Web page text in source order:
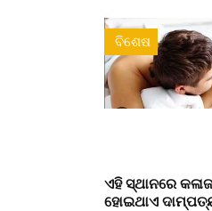
ବିଶେଷ
ଏହି ସ୍ଥାନରେ
ହୋଇଥାଏ